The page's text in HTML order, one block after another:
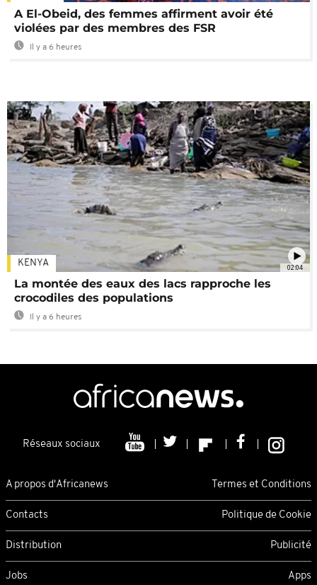
A El-Obeid, des femmes affirment avoir été
violées par des membres des FSR
Il y a 6 heures
02:04
KENYA
La montée des eaux des lacs rapproche les
crocodiles des populations
Il y a 6 heures
Réseaux sociaux
A propos d'Africanews Termes et Conditions
Contacts Politique de Cookie
Distribution Publicité
Jobs Apps